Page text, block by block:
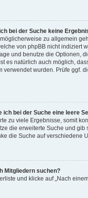
bei der Suche keine
zu allgemein
von phpBB nicht indiziert
und benutze die Optionen,
es natürlich auch möglich,
verwendet wurden. Prüfe ggf.
ich bei der Suche eine leere
zu viele Ergebnisse, somit
die erweiterte Suche und gib
die Suche auf verschiedene
Mitgliedern suchen?
und klicke auf „Nach